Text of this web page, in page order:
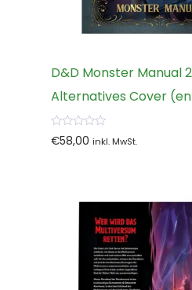
D&D Monster Manual
Alternatives Cover
0
von
€58,00 inkl. MwSt.